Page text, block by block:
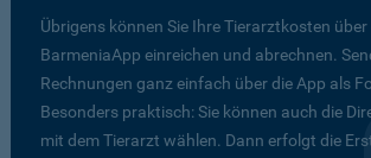
Übrigens können Sie Ihre Tierarztkosten über
BarmeniaApp einreichen und abrechnen.
Rechnungen ganz einfach über die App als
Besonders praktisch: Sie können auch die
mit dem Tierarzt wählen. Dann erfolgt die